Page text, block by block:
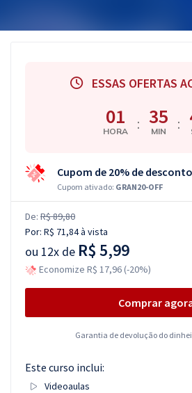
ESSAS OFERTAS
01
HORA : 35
MIN :
Cupom de 20% de desconto
Cupom ativado: GRAN20-OFF
De: R$ 89,80
Por: R$ 71,84à vista
ou 12x de R$ 5,99
Economize R$ 17,96 (-20%)
Comprar
Garantia de devolução do
Este curso inclui:
Videoaulas